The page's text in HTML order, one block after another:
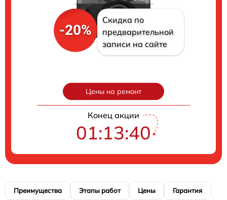
-20%
Скидка по
предварительной
записи на сайте
Цены на ремонт
Конец акции
01:13:39
Преимущества Этапы работ Цены Гарантия